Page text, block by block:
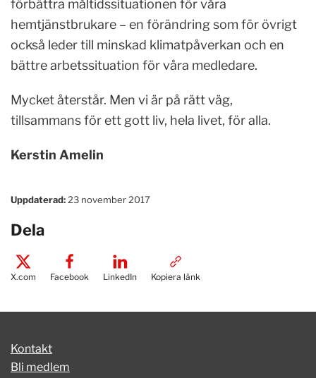
förbättra måltidssituationen för våra
hemtjänstbrukare – en förändring som för övrigt
också leder till minskad klimatpåverkan och en
bättre arbetssituation för våra medledare.
Mycket återstår. Men vi är på rätt väg,
tillsammans för ett gott liv, hela livet, för alla.
Kerstin Amelin
Uppdaterad: 23 november 2017
Dela
X.com Facebook LinkedIn Kopiera länk
Kontakt
Bli medlem